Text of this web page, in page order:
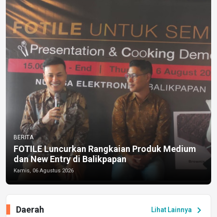
BERITA
FOTILE Luncurkan Rangkaian Produk Medium
dan New Entry di Balikpapan
Kamis, 06 Agustus 2026
Lihat Lainnya chevron_right
Daerah